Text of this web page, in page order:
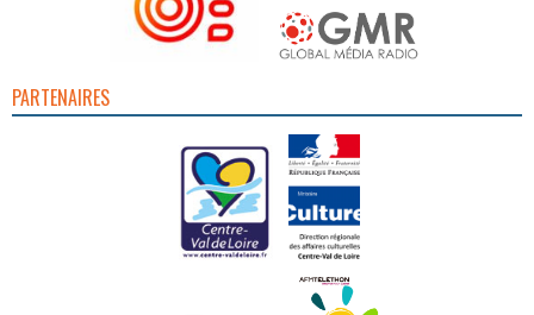
PARTENAIRES